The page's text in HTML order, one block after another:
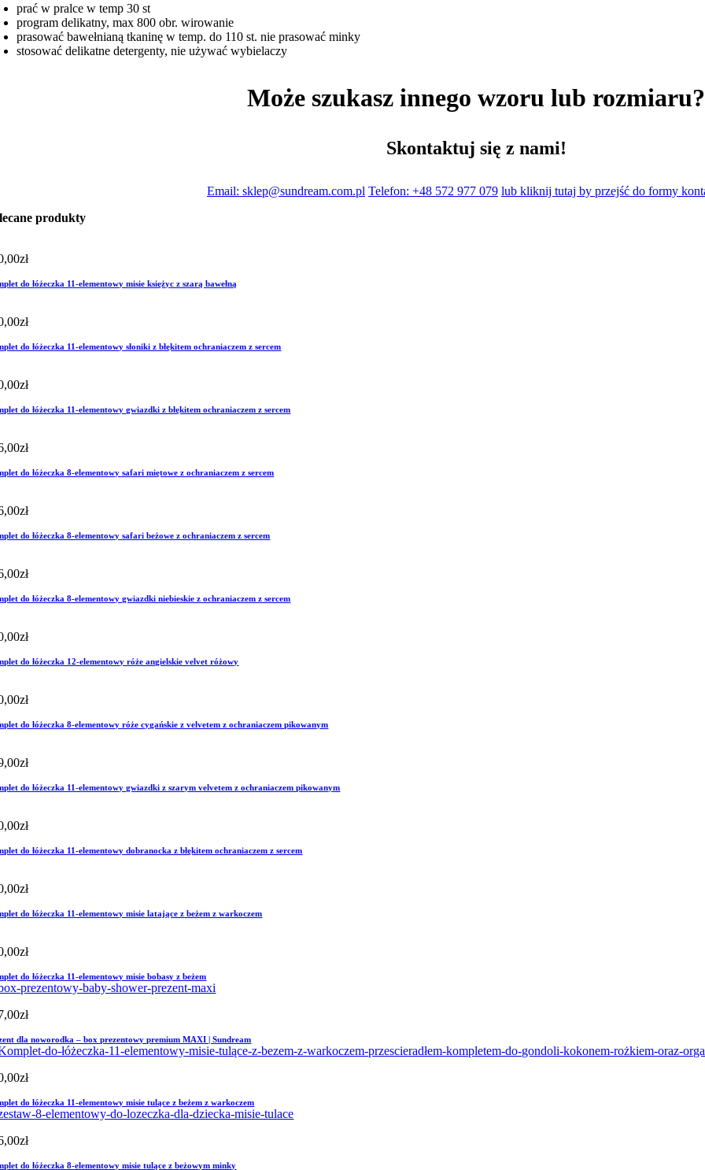
prać w pralce w temp 30 st
program delikatny, max 800 obr. wirowanie
prasować bawełnianą tkaninę w temp. do 110 st. nie prasować minky
stosować delikatne detergenty, nie używać wybielaczy
Może szukasz innego wzoru lub rozmiaru?
Skontaktuj się z nami!
Email: sklep@sundream.com.pl Telefon: +48 572 977 079 lub kliknij tutaj by przejść do formy
produkty
zł
do łóżeczka 11-elementowy misie księżyc z szarą bawełną
zł
do łóżeczka 11-elementowy słoniki z błękitem ochraniaczem z sercem
zł
do łóżeczka 11-elementowy gwiazdki z błękitem ochraniaczem z sercem
zł
do łóżeczka 8-elementowy safari miętowe z ochraniaczem z sercem
zł
do łóżeczka 8-elementowy safari beżowe z ochraniaczem z sercem
zł
do łóżeczka 8-elementowy gwiazdki niebieskie z ochraniaczem z sercem
zł
do łóżeczka 12-elementowy róże angielskie velvet różowy
zł
do łóżeczka 8-elementowy róże cygańskie z velvetem z ochraniaczem pikowanym
zł
do łóżeczka 11-elementowy gwiazdki z szarym velvetem z ochraniaczem pikowanym
zł
do łóżeczka 11-elementowy dobranocka z błękitem ochraniaczem z sercem
zł
do łóżeczka 11-elementowy misie latające z beżem z warkoczem
zł
do łóżeczka 11-elementowy misie bobasy z beżem
zł
dla noworodka – box prezentowy premium MAXI | Sundream
zł
do łóżeczka 11-elementowy misie tulące z beżem z warkoczem
zł
do łóżeczka 8-elementowy misie tulące z beżowym minky